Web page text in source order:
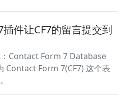
件让CF7的留言提交到
Contact Form 7 Database
Contact Form 7(CF7) 这个表